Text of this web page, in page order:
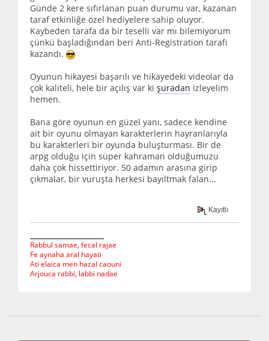
Günde 2 kere sıfırlanan puan durumu var, kazanan
taraf etkinliğe özel hediyelere sahip oluyor.
Kaybeden tarafa da bir teselli var mı bilemiyorum
çünkü başladığından beri Anti-Registration tarafı
kazandı.
Oyunun hikayesi başarılı ve hikayedeki videolar da
çok kaliteli, hele bir açılış var ki şuradan izleyelim
hemen.
Bana göre oyunun en güzel yanı, sadece kendine
ait bir oyunu olmayan karakterlerin hayranlarıyla
bu karakterleri bir oyunda buluşturması. Bir de
arpg olduğu için süper kahraman olduğumuzu
daha çok hissettiriyor. 50 adamın arasına girip
çıkmalar, bir vuruşta herkesi bayıltmak falan...
Kayıtlı
Rabbul samae, fecal rajae
Fe aynaha aral hayati
Ati elaica men hazal caouni
Arjouca rabbi, labbi nadae